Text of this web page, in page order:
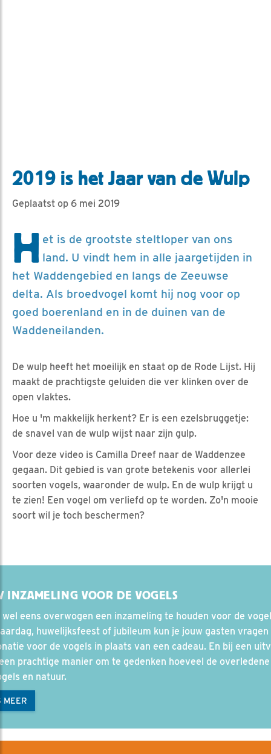
2019 is het Jaar van de Wulp
Geplaatst op 6 mei 2019
H et is de grootste steltloper van ons
land. U vindt hem in alle jaargetijden in
het Waddengebied en langs de Zeeuwse
delta. Als broedvogel komt hij nog voor op
goed boerenland en in de duinen van de
Waddeneilanden.
De wulp heeft het moeilijk en staat op de Rode Lijst. Hij
maakt de prachtigste geluiden die ver klinken over de
open vlaktes.
Hoe u 'm makkelijk herkent? Er is een ezelsbruggetje:
de snavel van de wulp wijst naar zijn gulp.
Voor deze video is Camilla Dreef naar de Waddenzee
gegaan. Dit gebied is van grote betekenis voor allerlei
soorten vogels, waaronder de wulp. En de wulp krijgt u
te zien! Een vogel om verliefd op te worden. Zo'n mooie
soort wil je toch beschermen?
INZAMELING VOOR DE VOGELS
wel eens overwogen een inzameling te houden voor de
huwelijksfeest of jubileum kun je jouw gasten vragen
voor de vogels in plaats van een cadeau. En bij een
prachtige manier om te gedenken hoeveel de
en natuur.
MEER